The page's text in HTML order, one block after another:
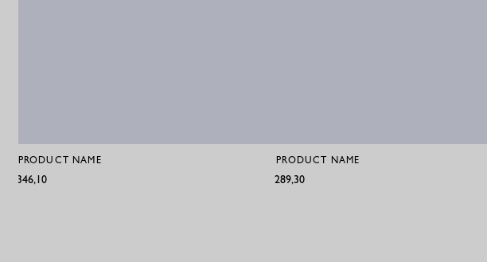
PRODUCT NAME
€346,10
PRODUCT NAME
€289,30